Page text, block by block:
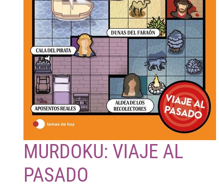
MURDOKU: VIAJE AL
PASADO